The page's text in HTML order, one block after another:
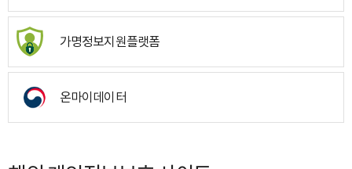
가명정보지원플랫폼
온마이데이터